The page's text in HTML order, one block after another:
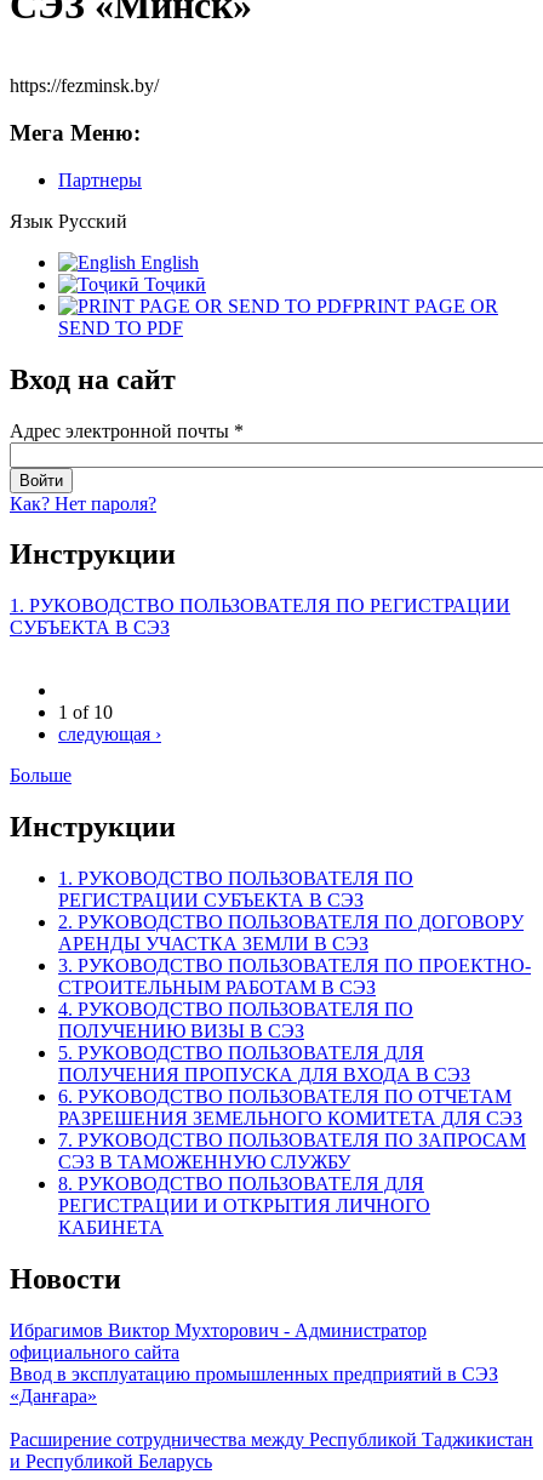
https://fezminsk.by/
Мега Меню:
Партнеры
Язык Русский
English
Тоҷикӣ
PRINT PAGE OR
SEND TO PDF
Вход на сайт
Адрес электронной почты *
Как? Нет пароля?
Инструкции
1. РУКОВОДСТВО ПОЛЬЗОВАТЕЛЯ ПО РЕГИСТРАЦИИ
СУБЪЕКТА В СЭЗ
1 of 10
следующая ›
Больше
Инструкции
1. РУКОВОДСТВО ПОЛЬЗОВАТЕЛЯ ПО
РЕГИСТРАЦИИ СУБЪЕКТА В СЭЗ
2. РУКОВОДСТВО ПОЛЬЗОВАТЕЛЯ ПО ДОГОВОРУ
АРЕНДЫ УЧАСТКА ЗЕМЛИ В СЭЗ
3. РУКОВОДСТВО ПОЛЬЗОВАТЕЛЯ ПО ПРОЕКТНО-
СТРОИТЕЛЬНЫМ РАБОТАМ В СЭЗ
4. РУКОВОДСТВО ПОЛЬЗОВАТЕЛЯ ПО
ПОЛУЧЕНИЮ ВИЗЫ В СЭЗ
5. РУКОВОДСТВО ПОЛЬЗОВАТЕЛЯ ДЛЯ
ПОЛУЧЕНИЯ ПРОПУСКА ДЛЯ ВХОДА В СЭЗ
6. РУКОВОДСТВО ПОЛЬЗОВАТЕЛЯ ПО ОТЧЕТАМ
РАЗРЕШЕНИЯ ЗЕМЕЛЬНОГО КОМИТЕТА ДЛЯ СЭЗ
7. РУКОВОДСТВО ПОЛЬЗОВАТЕЛЯ ПО ЗАПРОСАМ
СЭЗ В ТАМОЖЕННУЮ СЛУЖБУ
8. РУКОВОДСТВО ПОЛЬЗОВАТЕЛЯ ДЛЯ
РЕГИСТРАЦИИ И ОТКРЫТИЯ ЛИЧНОГО
КАБИНЕТА
Новости
Ибрагимов Виктор Мухторович - Администратор
официального сайта
Ввод в эксплуатацию промышленных предприятий в СЭЗ
«Данғара»
Расширение сотрудничества между Республикой Таджикистан
и Республикой Беларусь